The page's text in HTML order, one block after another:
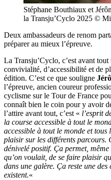
Stéphane Bouthiaux et
la Transju’Cyclo 2025 ©
Deux ambassadeurs de renom
préparer au mieux l’épreuve.
La Transju’Cyclo, c’est avant
convivialité, d’accessibilité et de
édition. C’est ce que souligne
l’épreuve, ancien coureur
cyclisme sur le Tour de France
connaît bien le coin pour y avoir
l’attire avant tout, c’est « l’esprit
la course accessible à tout le
accessible à tout le monde et
plaisir sur les différents parcours.
dénivelé positif. Ça permet,
qu’on voulait, de se faire plaisir
dans une galère. Ça reste une
existent.«